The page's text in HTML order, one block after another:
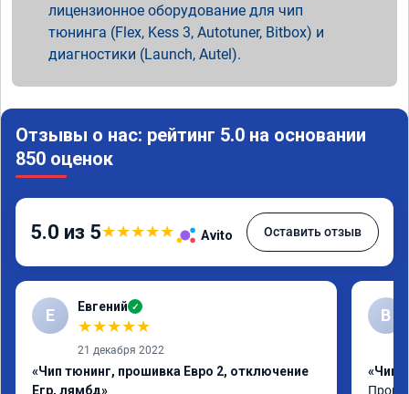
лицензионное оборудование для чип
тюнинга (Flex, Kess 3, Autotuner, Bitbox) и
диагностики (Launch, Autel).
Отзывы о нас: рейтинг 5.0 на основании
850 оценок
5.0 из 5★★★★★ Avito Оставить отзыв
Е Евгений ✓
★★★★★
21 декабря 2022
«Чип тюнинг, прошивка Евро 2, отключение
Егр, лямбд»
В
«Чип